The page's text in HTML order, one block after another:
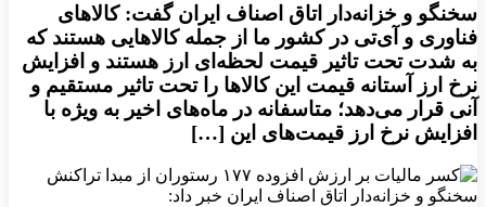
سخنگو و خزانه‌دار اتاق اصناف ایران گفت: کالاهای
فناوری و آی‌تی در کشور ما از جمله کالاهایی هستند که
به شدت تحت تاثیر قیمت لحظه‌ای ارز هستند و افزایش
نرخ ارز آستانه قیمت این کالاها را تحت تاثیر مستقیم و
آنی قرار می‌دهد؛ متاسفانه در ماه‌های اخیر به ویژه با
افزایش نرخ ارز قیمت‌های این […]
سخنگو و خزانه‌دار اتاق اصناف ایران خبر داد: